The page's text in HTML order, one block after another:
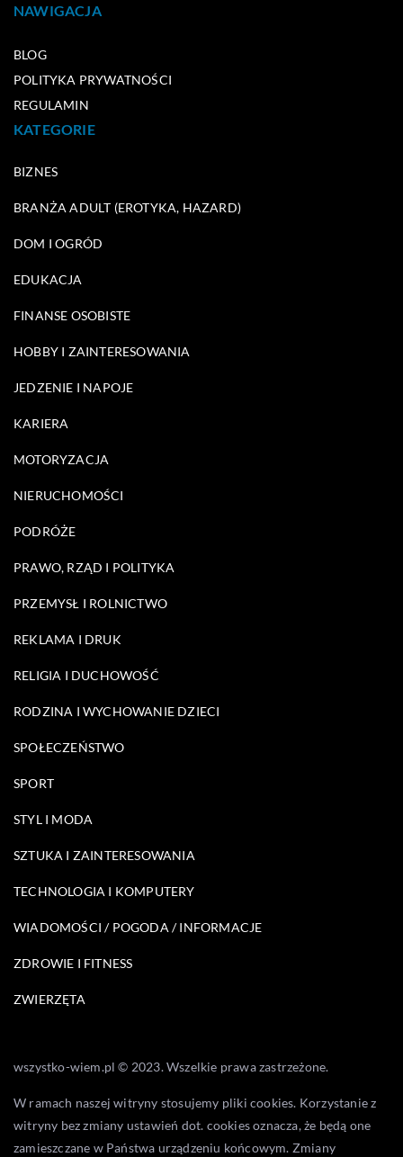
NAWIGACJA
BLOG
POLITYKA PRYWATNOŚCI
REGULAMIN
KATEGORIE
BIZNES
BRANŻA ADULT (EROTYKA, HAZARD)
DOM I OGRÓD
EDUKACJA
FINANSE OSOBISTE
HOBBY I ZAINTERESOWANIA
JEDZENIE I NAPOJE
KARIERA
MOTORYZACJA
NIERUCHOMOŚCI
PODRÓŻE
PRAWO, RZĄD I POLITYKA
PRZEMYSŁ I ROLNICTWO
REKLAMA I DRUK
RELIGIA I DUCHOWOŚĆ
RODZINA I WYCHOWANIE DZIECI
SPOŁECZEŃSTWO
SPORT
STYL I MODA
SZTUKA I ZAINTERESOWANIA
TECHNOLOGIA I KOMPUTERY
WIADOMOŚCI / POGODA / INFORMACJE
ZDROWIE I FITNESS
ZWIERZĘTA
wszystko-wiem.pl © 2023. Wszelkie prawa zastrzeżone.
W ramach naszej witryny stosujemy pliki cookies. Korzystanie z
witryny bez zmiany ustawień dot. cookies oznacza, że będą one
zamieszczane w Państwa urządzeniu końcowym. Zmiany